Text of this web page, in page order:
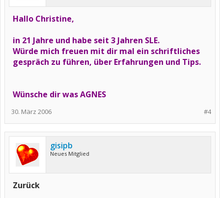
Hallo Christine,
in 21 Jahre und habe seit 3 Jahren SLE.
Würde mich freuen mit dir mal ein schriftliches
gespräch zu führen, über Erfahrungen und Tips.
Wünsche dir was AGNES
#4
30. März 2006
gisipb
Neues Mitglied
Zurück